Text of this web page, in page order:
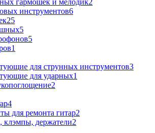
инструментов6
25
5
5
1
для струнных инструментов3
для ударных1
2
4
для ремонта гитар2
держатели2